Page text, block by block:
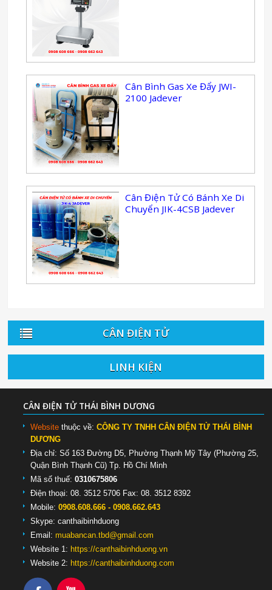
Cân Bình Gas Xe Đẩy JWI-
2100 Jadever
Cân Điện Tử Có Bánh Xe Di
Chuyển JIK-4CSB Jadever
CÂN ĐIỆN TỬ
LINH KIỆN
CÂN ĐIỆN TỬ THÁI BÌNH DƯƠNG
Website thuộc về:CÔNG TY TNHH CÂN ĐIỆN TỬ THÁI BÌNH
DƯƠNG
Địa chỉ: Số 163 Đường D5, Phường Thạnh Mỹ Tây (Phường 25,
Quận Bình Thạnh Cũ) Tp. Hồ Chí Minh
Mã số thuế:0310675806
Điện thoại: 08. 3512 5706 Fax: 08. 3512 8392
Mobile: 0908.608.666 - 0908.662.643
Skype:canthaibinhduong
Email:muabancan.tbd@gmail.com
Website 1: https://canthaibinhduong.vn
Website 2: https://canthaibinhduong.com